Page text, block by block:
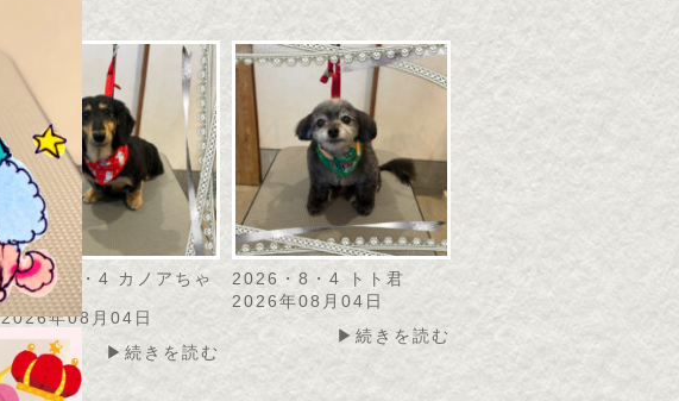
2026・8・4 カノアちゃ
ん
2026年08月04日
▶続きを読む
2026・8・4 トト君
2026年08月04日
▶続きを読む